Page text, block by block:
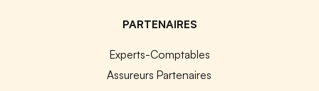
PARTENAIRES
Experts-Comptables
Assureurs Partenaires